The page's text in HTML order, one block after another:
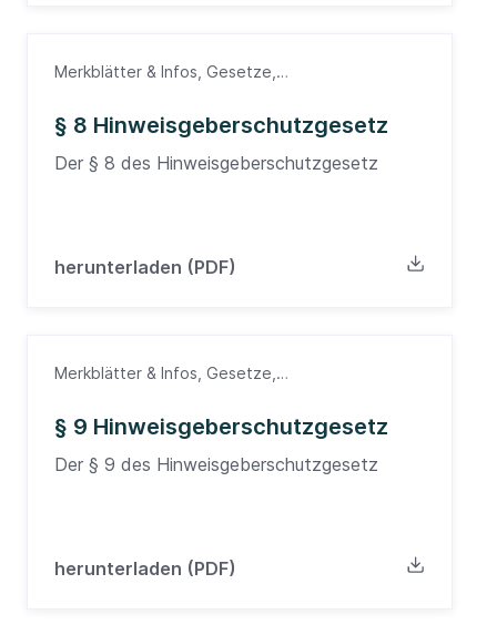
Merkblätter & Infos, Gesetze,
§ 8 Hinweisgeberschutzgesetz
Der § 8 des Hinweisgeberschutzgesetz
herunterladen (PDF)
Merkblätter & Infos, Gesetze,
§ 9 Hinweisgeberschutzgesetz
Der § 9 des Hinweisgeberschutzgesetz
herunterladen (PDF)